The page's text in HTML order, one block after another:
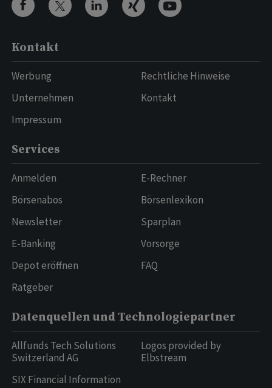
Kontakt
Werbung
Unternehmen
Impressum
Rechtliche Hinweise
Kontakt
Services
Anmelden
Börsenabos
Newsletter
E-Banking
Depot eröffnen
Ratgeber
E-Rechner
Börsenlexikon
Sparplan
Vorsorge
FAQ
Datenquellen und Technologiepartner
Allfunds Tech Solutions
Switzerland AG
SIX Financial Information
Logos provided by
Elbstream